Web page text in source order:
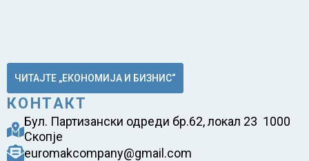
ЧИТАЈТЕ „ЕКОНОМИЈА И БИЗНИС“
КОНТАКТ
Бул. Партизански одреди бр.62, локал 23 1000
Скопје
euromakcompany@gmail.com